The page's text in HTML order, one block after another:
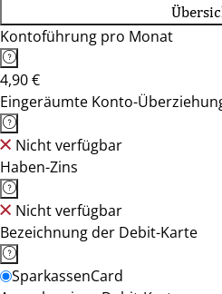
Kontoführung pro Monat
4,90 €
Eingeräumte Konto-
Nicht verfügbar
Haben-Zins
Nicht verfügbar
Bezeichnung der Debit-Karte
SparkassenCard